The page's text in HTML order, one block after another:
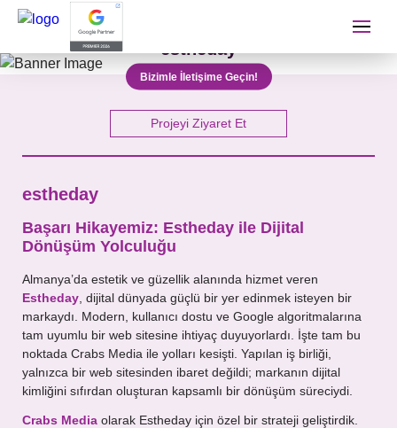
estheday
Bizimle İletişime Geçin!
Projeyi Ziyaret Et
estheday
Başarı Hikayemiz: Estheday ile Dijital
Dönüşüm Yolculuğu
Almanya’da estetik ve güzellik alanında hizmet veren
Estheday , dijital dünyada güçlü bir yer edinmek isteyen bir
markaydı. Modern, kullanıcı dostu ve Google algoritmalarına
tam uyumlu bir web sitesine ihtiyaç duyuyorlardı. İşte tam bu
noktada Crabs Media ile yolları kesişti. Yapılan iş birliği,
yalnızca bir web sitesinden ibaret değildi; markanın dijital
kimliğini sıfırdan oluşturan kapsamlı bir dönüşüm süreciydi.
Crabs Media olarak Estheday için özel bir strateji geliştirdik.
İletişime Geçip Teklinizi
Adınız Soyadınız
Telefon Numaranız
E-mail Adresiniz
Almak İstediğiniz Hizmet